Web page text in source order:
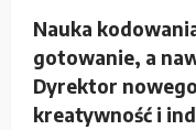
Nauka
gotowanie, a
Dyrektor
kreatywność i